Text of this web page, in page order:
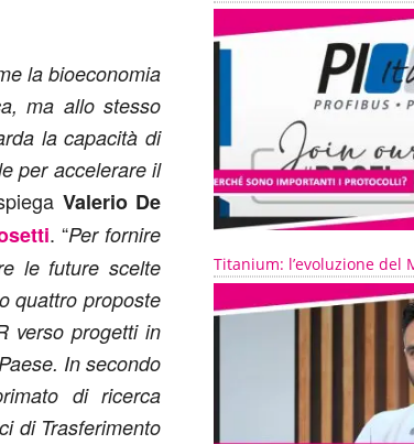
la bioeconomia
ma allo stesso
la capacità di
per accelerare il
Valerio De
. “Per fornire
le future scelte
quattro proposte
verso progetti in
In secondo
di ricerca
di Trasferimento
Titanium: l’evoluzione del